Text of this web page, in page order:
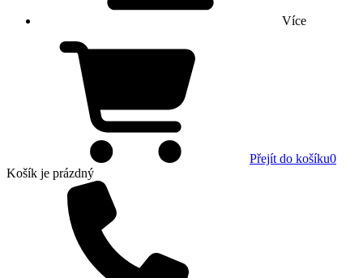
Více
Přejít do košíku0
Košík je prázdný